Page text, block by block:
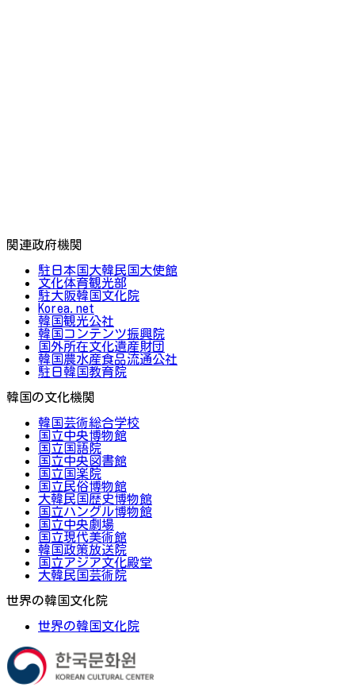
関連政府機関
駐日本国大韓民国大使館
文化体育観光部
駐大阪韓国文化院
Korea.net
韓国観光公社
韓国コンテンツ振興院
国外所在文化遺産財団
韓国農水産食品流通公社
駐日韓国教育院
韓国の文化機関
韓国芸術総合学校
国立中央博物館
国立国語院
国立中央図書館
国立国楽院
国立民俗博物館
大韓民国歴史博物館
国立ハングル博物館
国立中央劇場
国立現代美術館
韓国政策放送院
国立アジア文化殿堂
大韓民国芸術院
世界の韓国文化院
世界の韓国文化院